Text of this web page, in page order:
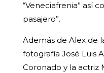
“Veneciafrenia” así
pasajero”.
Además de Alex de
fotografía José Luis
Coronado y la actriz